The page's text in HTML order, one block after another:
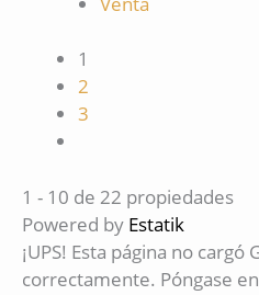
1
2
3
1 - 10 de 22 propiedades
Powered by Estatik
¡UPS! Esta página no cargó
correctamente. Póngase